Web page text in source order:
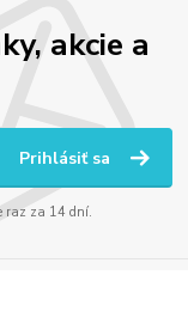
akcie a
Prihlásiť sa
raz za 14 dní.